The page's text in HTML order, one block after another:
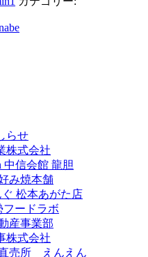
らせ
株式会社
中信会館 龍胆
み焼本舗
松本あがた店
フードラボ
産事業部
株式会社
売所 えんえん